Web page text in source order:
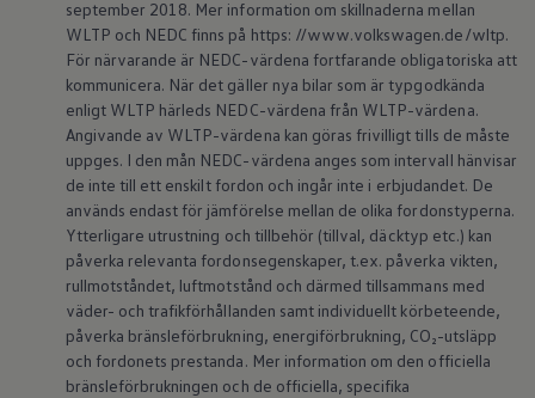
ID.7
ID.7 Tourer
ID. Cross
ID. Buzz
Konceptbilar
Höjd släpvagnsvikt
Våra laddhybrider
Golf GTE
Passat eHybrid
Tiguan eHybrid
Tayron eHybrid
Laddning och räckvidd
FAQ: Laddning och räckvidd
Hur betalar jag för laddning?
Vad kostar det att äga elbil?
Laddning för din elbil
Karta över laddstationer
Plug & Charge
september 2018. Mer information om skillnaderna mellan
WLTP och NEDC finns på https: //www.volkswagen.de/wltp.
För närvarande är NEDC-värdena fortfarande obligatoriska att
kommunicera. När det gäller nya bilar som är typgodkända
enligt WLTP härleds NEDC-värdena från WLTP-värdena.
Angivande av WLTP-värdena kan göras frivilligt tills de måste
uppges. I den mån NEDC-värdena anges som intervall hänvisar
de inte till ett enskilt fordon och ingår inte i erbjudandet. De
används endast för jämförelse mellan de olika fordonstyperna.
Ytterligare utrustning och tillbehör (tillval, däcktyp etc.) kan
påverka relevanta fordonsegenskaper, t.ex. påverka vikten,
rullmotståndet, luftmotstånd och därmed tillsammans med
väder- och trafikförhållanden samt individuellt körbeteende,
påverka bränsleförbrukning, energiförbrukning, CO₂-utsläpp
och fordonets prestanda. Mer information om den officiella
bränsleförbrukningen och de officiella, specifika